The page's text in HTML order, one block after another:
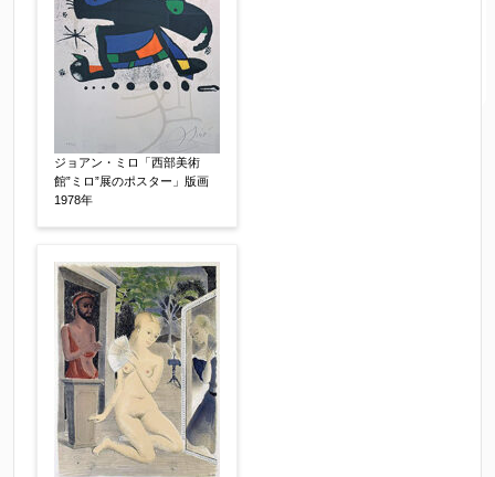
ご要望などがございましたらご入力ください
【任意】
ジョアン・ミロ「西部美術
館”ミロ”展のポスター」版画
1978年